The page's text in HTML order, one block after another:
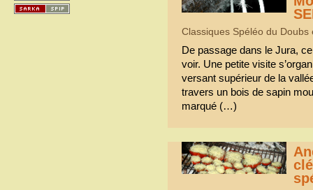
Classiques Spéléo du Doubs
De passage dans le Jura,
voir. Une petite visite
versant supérieur de la
travers un bois de sapin
marqué (…)